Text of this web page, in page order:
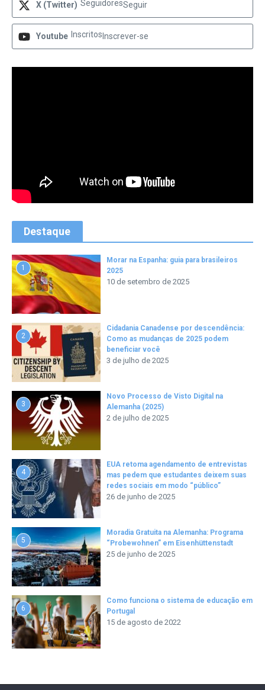
X (Twitter) SeguidoresSeguir
Youtube Inscritos Inscrever-se
Destaque
1
Morar na Espanha: guia para brasileiros
2025
10 de setembro de 2025
2
Cidadania Canadense por descendência:
Como as mudanças de 2025 podem
beneficiar você
3 de julho de 2025
3
Novo Processo de Visto Digital na
Alemanha (2025)
2 de julho de 2025
4
EUA retoma agendamento de entrevistas
mas pedem que estudantes deixem suas
redes sociais em modo “público”
26 de junho de 2025
5
Moradia Gratuita na Alemanha: Programa
“Probewohnen” em Eisenhüttenstadt
25 de junho de 2025
6
Como funciona o sistema de educação em
Portugal
15 de agosto de 2022